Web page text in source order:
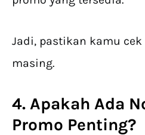
Jadi, pastikan kamu
masing.
4. Apakah Ada
Promo Penting?